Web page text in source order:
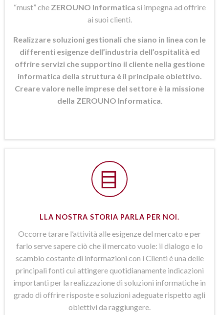
“must” che ZEROUNO Informatica si impegna ad offrire
ai suoi clienti.
Realizzare soluzioni gestionali che siano in linea con le
differenti esigenze dell’industria dell’ospitalità ed
offrire servizi che supportino il cliente nella gestione
informatica della struttura è il principale obiettivo.
Creare valore nelle imprese del settore è la missione
della ZEROUNO Informatica
LLA NOSTRA STORIA PARLA PER NOI.
Occorre tarare l’attività alle esigenze del mercato e per
farlo serve sapere ciò che il mercato vuole: il dialogo e lo
scambio costante di informazioni con i Clienti è una delle
principali fonti cui attingere quotidianamente indicazioni
importanti per la realizzazione di soluzioni informatiche in
grado di offrire risposte e soluzioni adeguate rispetto agli
obiettivi da raggiungere.